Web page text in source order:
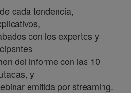
cada tendencia,
con los expertos y
del informe con las 10
y
emitida por streaming.